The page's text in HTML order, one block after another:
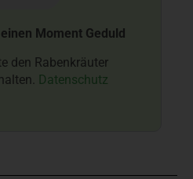
Moment Geduld
den Rabenkräuter
Datenschutz